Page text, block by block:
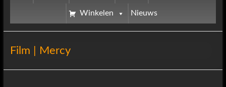
Winkelen Nieuws
Film | Mercy